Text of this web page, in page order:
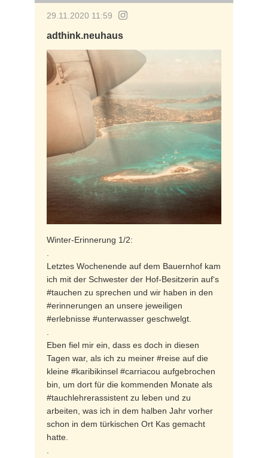
29.11.2020 11:59
adthink.neuhaus
Winter-Erinnerung 1/2:
Letztes Wochenende auf dem Bauernhof kam
ich mit der Schwester der Hof-Besitzerin auf‘s
#tauchen zu sprechen und wir haben in den
#erinnerungen an unsere jeweiligen
#erlebnisse #unterwasser geschwelgt.
Eben fiel mir ein, dass es doch in diesen
Tagen war, als ich zu meiner #reise auf die
kleine #karibikinsel #carriacou aufgebrochen
bin, um dort für die kommenden Monate als
#tauchlehrerassistent zu leben und zu
arbeiten, was ich in dem halben Jahr vorher
schon in dem türkischen Ort Kas gemacht
hatte.